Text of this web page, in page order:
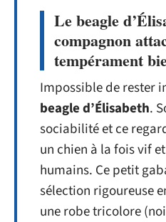
Le beagle
compagnon
tempérament
Impossible de rester
beagle d’Élisabeth.
sociabilité et ce
un chien à la fois vif
humains. Ce petit
sélection rigoureuse
une robe tricolore